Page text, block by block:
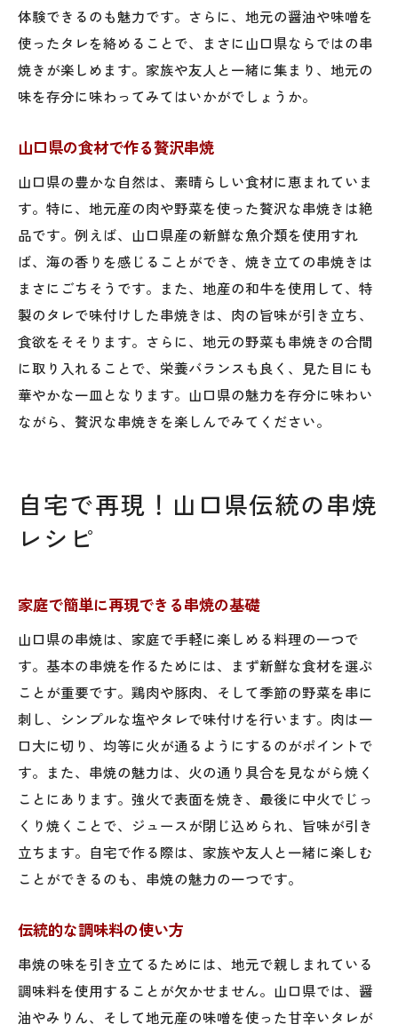
体験できるのも魅力です。さらに、地元の醤油や味噌を
使ったタレを絡めることで、まさに山口県ならではの串
焼きが楽しめます。家族や友人と一緒に集まり、地元の
味を存分に味わってみてはいかがでしょうか。
山口県の食材で作る贅沢串焼
山口県の豊かな自然は、素晴らしい食材に恵まれていま
す。特に、地元産の肉や野菜を使った贅沢な串焼きは絶
品です。例えば、山口県産の新鮮な魚介類を使用すれ
ば、海の香りを感じることができ、焼き立ての串焼きは
まさにごちそうです。また、地産の和牛を使用して、特
製のタレで味付けした串焼きは、肉の旨味が引き立ち、
食欲をそそります。さらに、地元の野菜も串焼きの合間
に取り入れることで、栄養バランスも良く、見た目にも
華やかな一皿となります。山口県の魅力を存分に味わい
ながら、贅沢な串焼きを楽しんでみてください。
自宅で再現！山口県伝統の串焼
レシピ
家庭で簡単に再現できる串焼の基礎
山口県の串焼は、家庭で手軽に楽しめる料理の一つで
す。基本の串焼を作るためには、まず新鮮な食材を選ぶ
ことが重要です。鶏肉や豚肉、そして季節の野菜を串に
刺し、シンプルな塩やタレで味付けを行います。肉は一
口大に切り、均等に火が通るようにするのがポイントで
す。また、串焼の魅力は、火の通り具合を見ながら焼く
ことにあります。強火で表面を焼き、最後に中火でじっ
くり焼くことで、ジュースが閉じ込められ、旨味が引き
立ちます。自宅で作る際は、家族や友人と一緒に楽しむ
ことができるのも、串焼の魅力の一つです。
伝統的な調味料の使い方
串焼の味を引き立てるためには、地元で親しまれている
調味料を使用することが欠かせません。山口県では、醤
油やみりん、そして地元産の味噌を使った甘辛いタレが